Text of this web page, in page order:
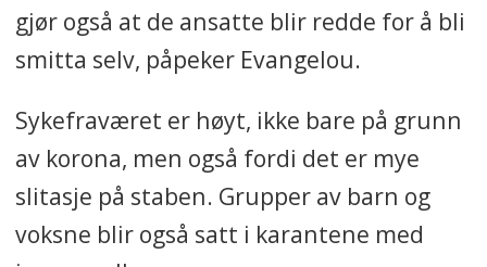
gjør også at de ansatte blir redde for å bli
smitta selv, påpeker Evangelou.
Sykefraværet er høyt, ikke bare på grunn
av korona, men også fordi det er mye
slitasje på staben. Grupper av barn og
voksne blir også satt i karantene med